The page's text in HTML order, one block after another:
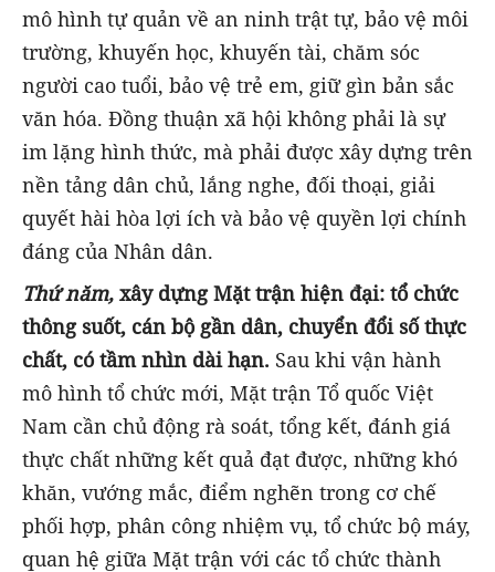
mô hình tự quản về an ninh trật tự, bảo vệ môi
trường, khuyến học, khuyến tài, chăm sóc
người cao tuổi, bảo vệ trẻ em, giữ gìn bản sắc
văn hóa. Đồng thuận xã hội không phải là sự
im lặng hình thức, mà phải được xây dựng trên
nền tảng dân chủ, lắng nghe, đối thoại, giải
quyết hài hòa lợi ích và bảo vệ quyền lợi chính
đáng của Nhân dân.
Thứ năm, xây dựng Mặt trận hiện đại: tổ chức
thông suốt, cán bộ gần dân, chuyển đổi số thực
chất, có tầm nhìn dài hạn. Sau khi vận hành
mô hình tổ chức mới, Mặt trận Tổ quốc Việt
Nam cần chủ động rà soát, tổng kết, đánh giá
thực chất những kết quả đạt được, những khó
khăn, vướng mắc, điểm nghẽn trong cơ chế
phối hợp, phân công nhiệm vụ, tổ chức bộ máy,
quan hệ giữa Mặt trận với các tổ chức thành